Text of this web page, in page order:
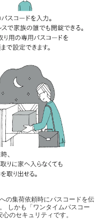
の集荷依頼時にパスコードを伝
しかも「ワンタイムパスコー
のセキュリティです。